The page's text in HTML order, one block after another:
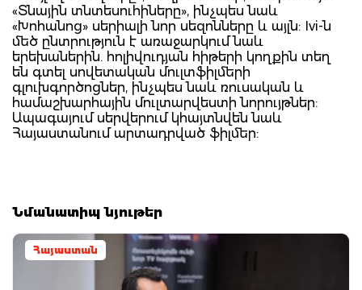
«Տնային տնտեսուհիները», ինչպես նաև
«Խոհանոց» սերիալի նոր սեզոնները և այլն: Ivi-ն
մեծ ընտրություն է առաջարկում նաև
երեխաներին. հոլիվուդյան հիթերի կողքին տեղ
են գտել սովետական մուլտֆիլմերի
գլուխգործոցներ, ինչպես նաև ռուսական և
համաշխարհային մուլտարվեստի նորույթներ:
Ապագայում սերվերում կհայտնվեն նաև
Հայաստանում արտադրված ֆիլմեր:
Նմանատիպ նյութեր
Հայաստան